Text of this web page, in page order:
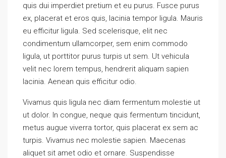
quis dui imperdiet pretium et eu purus. Fusce purus
ex, placerat et eros quis, lacinia tempor ligula. Mauris
eu efficitur ligula. Sed scelerisque, elit nec
condimentum ullamcorper, sem enim commodo
ligula, ut porttitor purus turpis ut sem. Ut vehicula
velit nec lorem tempus, hendrerit aliquam sapien
lacinia. Aenean quis efficitur odio.
Vivamus quis ligula nec diam fermentum molestie ut
ut dolor. In congue, neque quis fermentum tincidunt,
metus augue viverra tortor, quis placerat ex sem ac
turpis. Vivamus nec molestie sapien. Maecenas
aliquet sit amet odio et ornare. Suspendisse